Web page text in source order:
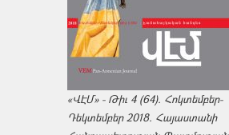
«ՎԷՄ» - Թիւ 4 (64). Հոկտեմբեր-
Դեկտեմբեր 2018. Հայաստանի